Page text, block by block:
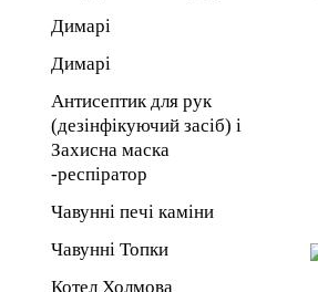
Димарі
Димарі
Антисептик для рук
(дезінфікуючий засіб) і
Захисна маска
-респіратор
Чавунні печі каміни
Чавунні Топки
Котел Холмова